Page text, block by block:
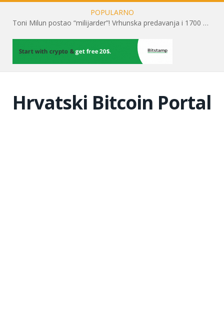
POPULARNO
Toni Milun postao “milijarder”! Vrhunska predavanja i 1700 posjetitelja obilježili su mjesec financijske pismenosti
Hrvatski Bitcoin Portal